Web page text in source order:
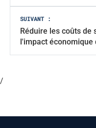
SUIVANT :
Réduire les coûts de
l'impact
/